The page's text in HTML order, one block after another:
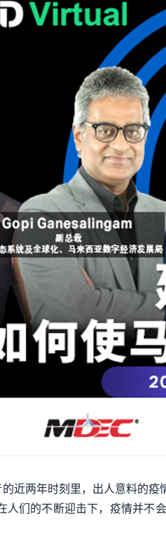
的近两年时刻里，出人意料的
人们的不断迎击下，疫情并不